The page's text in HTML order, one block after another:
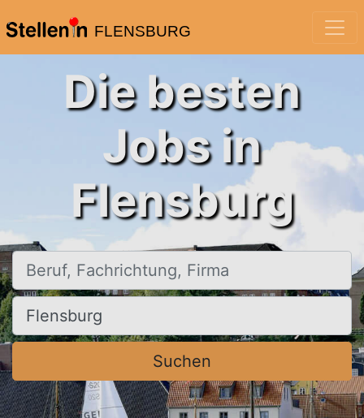
FLENSBURG
Die besten
Jobs in
Flensburg
Beruf, Fachrichtung, Firma
Ort, Stadt
Suchen